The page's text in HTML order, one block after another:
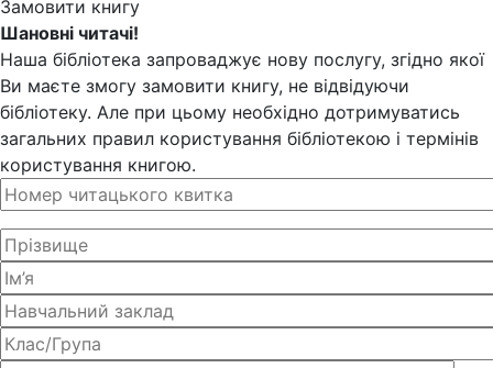
Замовити книгу
Шановні читачі!
Наша бібліотека запроваджує нову послугу, згідно якої
Ви маєте змогу замовити книгу, не відвідуючи
бібліотеку. Але при цьому необхідно дотримуватись
загальних правил користування бібліотекою і термінів
користування книгою.